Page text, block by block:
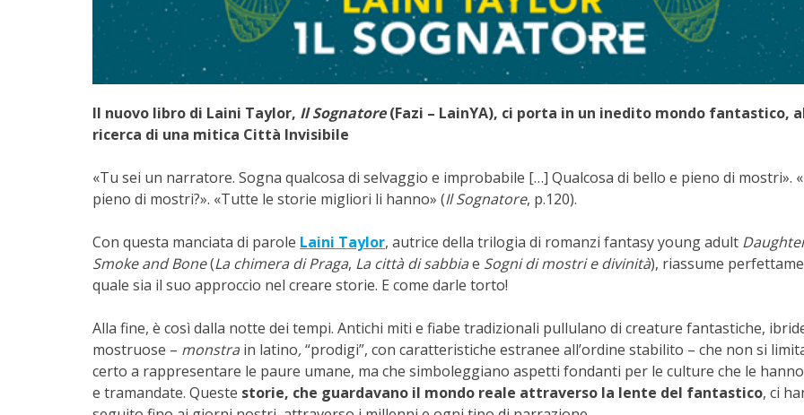
Il nuovo libro di Laini Taylor, Il Sognatore(Fazi – LainYA), ci porta in un inedito mondo fantastico,
ricerca di una mitica Città Invisibile
«Tu sei un narratore. Sogna qualcosa di selvaggio e improbabile […] Qualcosa di bello e pieno di mostri».
pieno di mostri?». «Tutte le storie migliori li hanno» (Il Sognatore, p.120).
Con questa manciata di parole Laini Taylor, autrice della trilogia di romanzi fantasy young adult
Smoke and Bone(La chimera di Praga, La città di sabbiae Sogni di mostri e divinità), riassume
quale sia il suo approccio nel creare storie. E come darle torto!
Alla fine, è così dalla notte dei tempi. Antichi miti e fiabe tradizionali pullulano di creature fantastiche,
mostruose – monstra in latino,“prodigi”, con caratteristiche estranee all’ordine stabilito – che non si
certo a rappresentare le paure umane, ma che simboleggiano aspetti fondanti per le culture che le
e tramandate. Queste storie, che guardavano il mondo reale attraverso la lente del fantastico, ci